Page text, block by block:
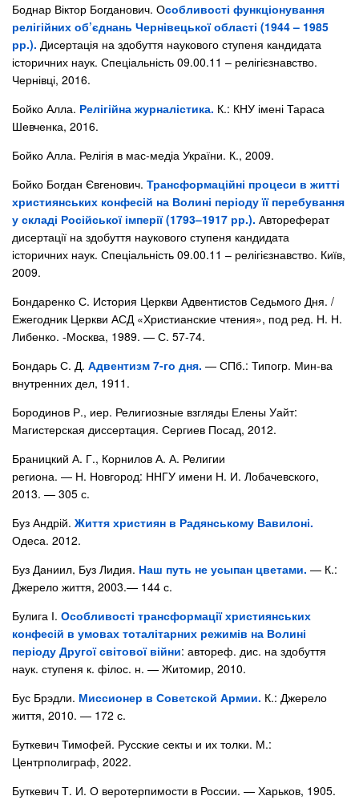
Боднар Віктор Богданович. Особливості функціонування
релігійних об’єднань Чернівецької області (1944 – 1985
рр.). Дисертація на здобуття наукового ступеня кандидата
історичних наук. Спеціальність 09.00.11 – релігієзнавство.
Чернівці, 2016.
Бойко Алла. Релігійна журналістика. К.: КНУ імені Тараса
Шевченка, 2016.
Бойко Алла. Релігія в мас-медіа України. К., 2009.
Бойко Богдан Євгенович. Трансформаційні процеси в житті
християнських конфесій на Волині періоду її перебування
у складі Російської імперії (1793–1917 рр.). Автореферат
дисертації на здобуття наукового ступеня кандидата
історичних наук. Спеціальність 09.00.11 – релігієзнавство. Київ,
2009.
Бондаренко С. История Церкви Адвентистов Седьмого Дня. /
Ежегодник Церкви АСД «Христианские чтения», под ред. Н. Н.
Либенко. -Москва, 1989. — С. 57-74.
Бондарь С. Д. Адвентизм 7-го дня. — СПб.: Типогр. Мин-ва
внутренних дел, 1911.
Бородинов Р., иер. Религиозные взгляды Елены Уайт:
Магистерская диссертация. Сергиев Посад, 2012.
Браницкий А. Г., Корнилов А. А. Религии
региона. — Н. Новгород: ННГУ имени Н. И. Лобачевского,
2013. — 305 с.
Буз Андрій. Життя християн в Радянському Вавилоні.
Одеса. 2012.
Буз Даниил, Буз Лидия. Наш путь не усыпан цветами. — К.:
Джерело життя, 2003.— 144 с.
Булига І. Особливості трансформації християнських
конфесій в умовах тоталітарних режимів на Волині
періоду Другої світової війни: автореф. дис. на здобуття
наук. ступеня к. філос. н. — Житомир, 2010.
Бус Брэдли. Миссионер в Советской Армии. К.: Джерело
життя, 2010. — 172 с.
Буткевич Тимофей. Русские секты и их толки. М.:
Центрполиграф, 2022.
Буткевич Т. И. О веротерпимости в России. — Харьков, 1905.